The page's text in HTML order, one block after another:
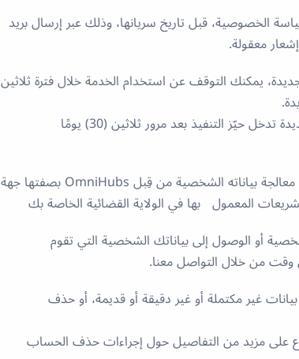
الخصوصية، قبل تاريخ سريانها، وذلك عبر إرسال بريد
معقولة.
يمكنك التوقف عن استخدام الخدمة خلال فترة ثلاثين
حيّز التنفيذ بعد مرور ثلاثين (30) يومًا
قد تتمتع أنت، بما في ذلك أي صاحب بيانات تتم معالجة بياناته الشخصية من قِبل OmniHubs بصفتها جهة
المعمول بها في الولاية القضائية الخاصة بك
أو الوصول إلى بياناتك الشخصية التي تقوم
غير مكتملة أو غير دقيقة أو قديمة، أو حذف
على مزيد من التفاصيل حول إجراءات حذف الحساب